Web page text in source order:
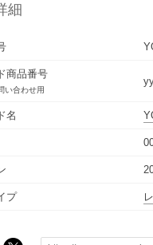
細
商品番号
い合わせ用
名
プ